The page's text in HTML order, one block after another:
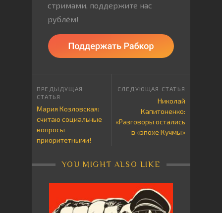
стримами, поддержите нас
рублём!
Мария Козловская:
считаю социальные
вопросы
приоритетными!
Николай
Капитоненко:
«Разговоры остались
в «эпохе Кучмы»
YOU MIGHT ALSO LIKE